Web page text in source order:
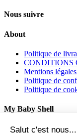
Nous suivre
About
Politique de
CONDITIONS
Mentions légales
Politique de
Politique de
My Baby Shell
Mon compte
Salut c'est nous...